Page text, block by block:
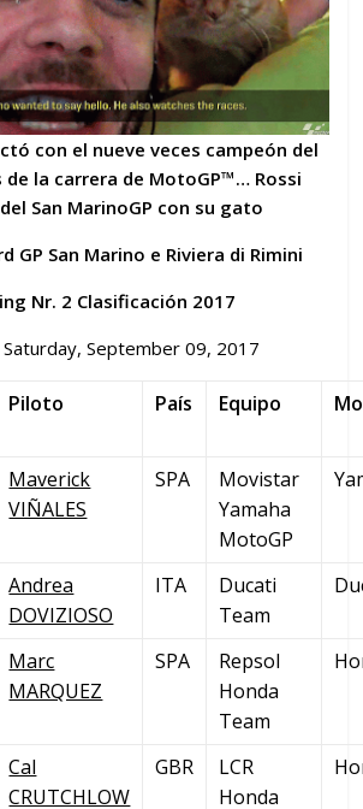
con el nueve veces campeón del
de la carrera de MotoGP™… Rossi
San MarinoGP con su gato
GP San Marino e Riviera di Rimini
Nr. 2 Clasificación 2017
September 09, 2017
Piloto País Equipo
Maverick
VIÑALES
SPA
Movistar
Yamaha
MotoGP
Andrea
DOVIZIOSO
ITA
Ducati
Team
Marc
MARQUEZ
SPA
Repsol
Honda
Team
Cal
CRUTCHLOW
GBR
LCR
Honda